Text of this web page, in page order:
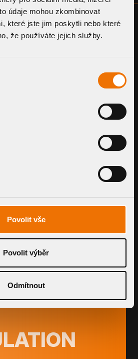
údaje mohou zkombinovat
které jste jim poskytli nebo které
že používáte jejich služby.
Povolit vše
Povolit výběr
Odmítnout
der
TW RETN
BAUTEIL-DETAIL